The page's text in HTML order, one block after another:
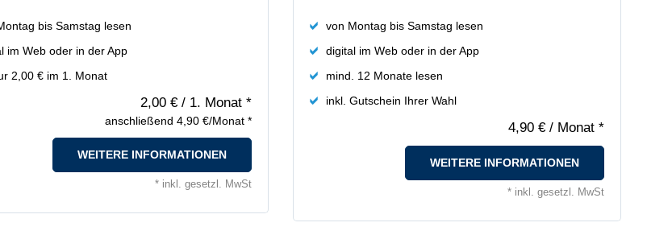
bis Samstag lesen
im Web oder in der App
2,00 € im 1. Monat
2,00 € / 1. Monat *
anschließend 4,90 €/Monat *
WEITERE INFORMATIONEN
* inkl. gesetzl. MwSt
von Montag bis Samstag lesen
digital im Web oder in der App
mind. 12 Monate lesen
inkl. Gutschein Ihrer Wahl
4,90 €/ Monat *
WEITERE INFORMATIONEN
* inkl. gesetzl. MwSt